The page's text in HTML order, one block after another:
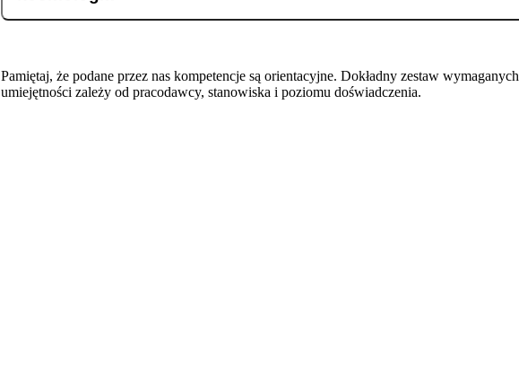
Pamiętaj, że podane przez nas kompetencje są orientacyjne. Dokładny zestaw wymaganych
umiejętności zależy od pracodawcy, stanowiska i poziomu doświadczenia.